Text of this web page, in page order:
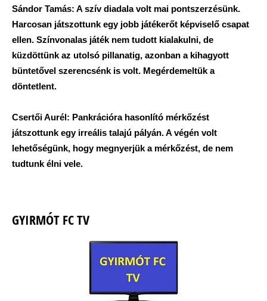
Sándor Tamás: A szív diadala volt mai pontszerzésünk.
Harcosan játszottunk egy jobb játékerőt képviselő csapat
ellen. Színvonalas játék nem tudott kialakulni, de
küzdöttünk az utolsó pillanatig, azonban a kihagyott
büntetővel szerencsénk is volt. Megérdemeltük a
döntetlent.
Csertői Aurél: Pankrációra hasonlító mérkőzést
játszottunk egy irreális talajú pályán. A végén volt
lehetőségünk, hogy megnyerjük a mérkőzést, de nem
tudtunk élni vele.
GYIRMÓT FC TV